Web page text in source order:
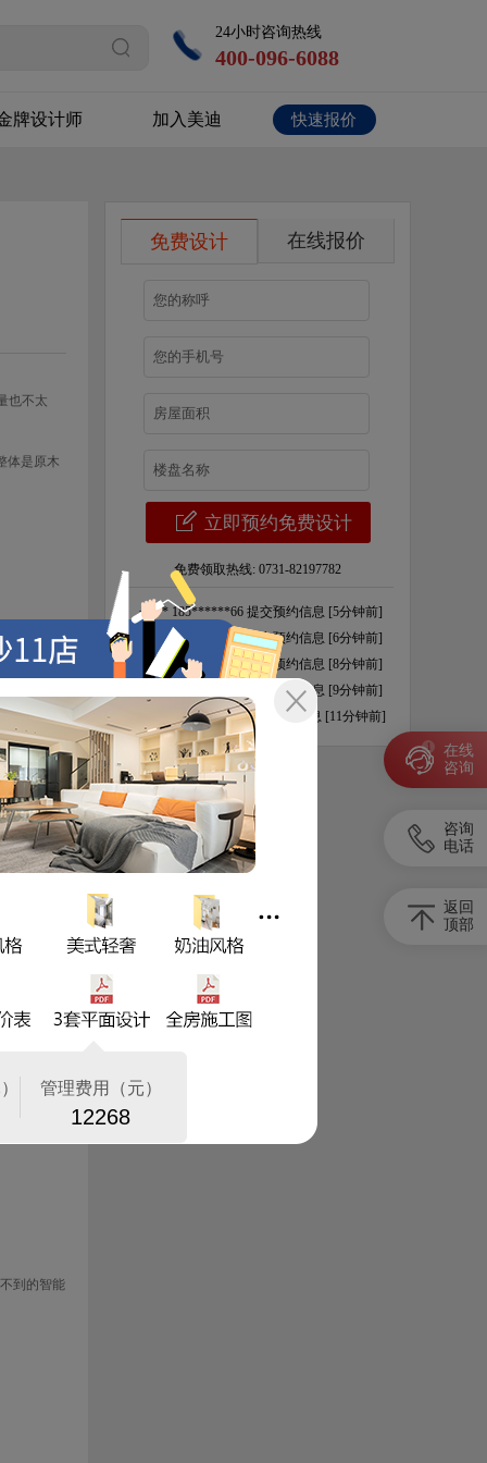
24小时咨询热线
400-096-6088
牌设计师 加入美迪 快速报价
也不太
体是原木
量，在嗅
颜色，但
新颖的设
不仅给人
到的智能
免费设计 在线报价
免费领取热线: 0731-82197782
· 周** 185******66 提交预约信息 [5分钟前]
钱** 181******28 提交预约信息 [6分钟前]
孙** 182******85 提交预约信息 [8分钟前]
李** 137******65 提交预约信息 [9分钟前]
方** 158******49 提交预约信息 [11分钟前]
胡** 177******46 提交预约信息 [15分钟前]
曹** 136******08 提交预约信息 [30分钟前]
赵** 172******13 提交预约信息 [45分钟前]
·郑** 137******65 提交预约信息 [60分钟前]
·张** 153******21 提交预约信息 [2分钟前]
·李** 155******94 提交预约信息 [3分钟前]
王** 150******46 提交预约信息 [4分钟前]
吴** 135******08 提交预约信息 [4分钟前]
在线
咨询
1
咨询
电话
返回
顶部